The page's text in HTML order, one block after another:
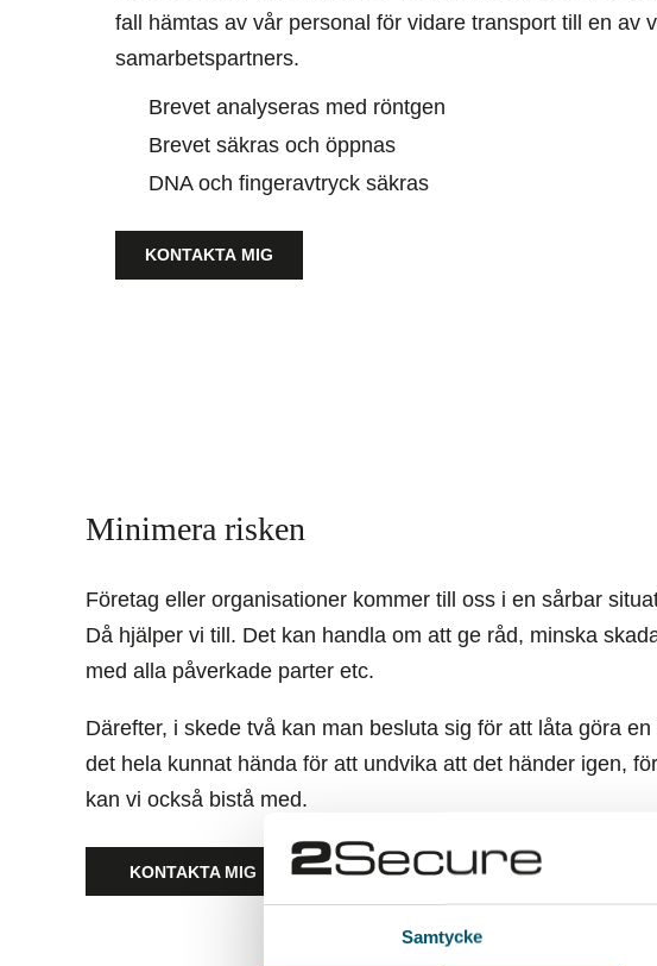
Samtycke
fall hämtas av vår personal för vidare transport till en av
samarbetspartners.
Brevet analyseras med röntgen
Brevet säkras och öppnas
DNA och fingeravtryck säkras
KONTAKTA MIG
Minimera risken
Företag eller organisationer kommer till oss i en sårbar
Då hjälper vi till. Det kan handla om att ge råd, minska
med alla påverkade parter etc.
Därefter, i skede två kan man besluta sig för att låta göra
det hela kunnat hända för att undvika att det händer igen,
kan vi också bistå med.
KONTAKTA MIG